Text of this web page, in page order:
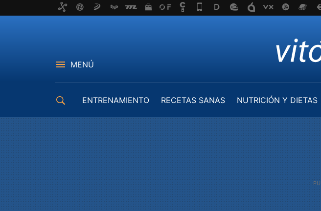
MENÚ
ENTRENAMIENTO RECETAS SANAS NUTRICIÓN Y DIETAS